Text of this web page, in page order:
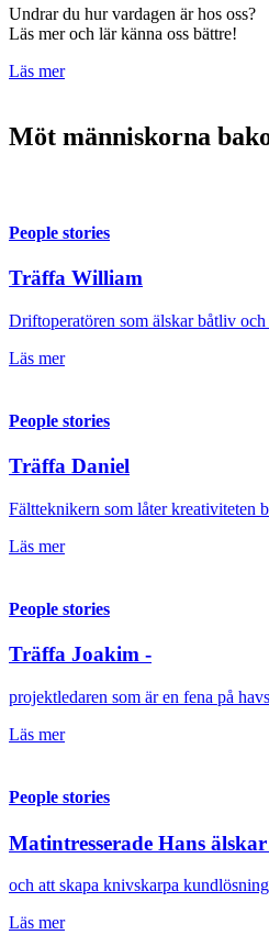
Undrar du hur vardagen är hos oss?
Läs mer och lär känna oss bättre!
Läs mer
Möt människorna
People stories
Träffa William
Driftoperatören som älskar båtliv
Läs mer
People stories
Träffa Daniel
Fältteknikern som låter kreativiteten
Läs mer
People stories
Träffa Joakim -
projektledaren som är en fena på
Läs mer
People stories
Matintresserade Hans
och att skapa knivskarpa
Läs mer